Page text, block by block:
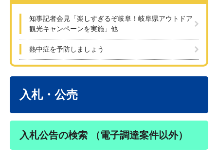
知事記者会見「楽しすぎるぞ岐阜！岐阜県アウトドア
観光キャンペーンを実施」他
熱中症を予防しましょう
入札・公売
入札公告の検索 （電子調達案件以外）